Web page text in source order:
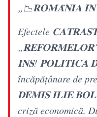
„📉𝐑𝐎𝐌𝐀̂𝐍𝐈𝐀
Efectele
„𝐑𝐄𝐅𝐎𝐑𝐌𝐄𝐋𝐎𝐑
𝐈𝐍𝐒! 𝐏𝐎𝐋𝐈𝐓𝐈𝐂𝐀
încăpățânare de
𝐃𝐄𝐌𝐈𝐒 𝐈𝐋𝐈𝐄
criză economică.